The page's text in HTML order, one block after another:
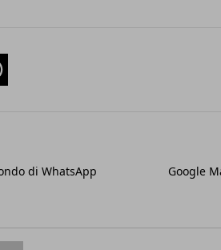
di WhatsApp
Google